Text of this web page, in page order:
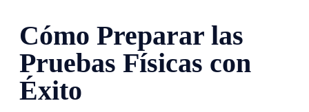
Cómo Preparar las
Pruebas Físicas con
Éxito